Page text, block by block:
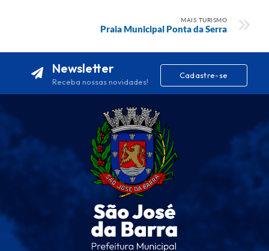
MAIS TURISMO
Praia Municipal Ponta da Serra
Newsletter
Receba nossas novidades!
Cadastre-se